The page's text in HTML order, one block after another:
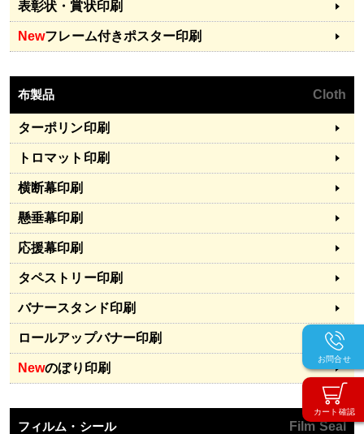
カート確認
お問合せ
表彰状・賞状印刷
Newフレーム付きポスター印刷
布製品 Cloth
ターポリン印刷
トロマット印刷
横断幕印刷
懸垂幕印刷
応援幕印刷
タペストリー印刷
バナースタンド印刷
ロールアップバナー印刷
Newのぼり印刷
フィルム・シール Film Seal